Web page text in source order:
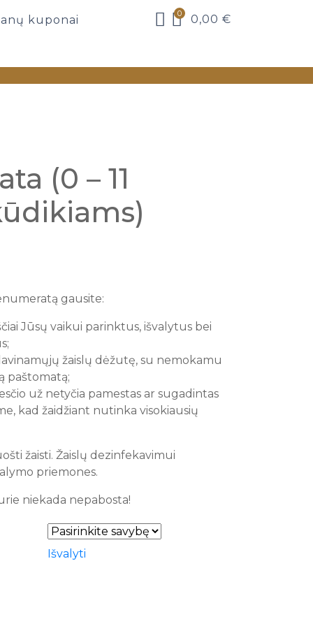
kuponai 0 0,00 €
(0 – 11
gausite:
Jūsų vaikui parinktus, išvalytus bei
žaislų dėžutę, su nemokamu
paštomatą;
už netyčia pamestas ar sugadintas
kad žaidžiant nutinka visokiausių
žaisti. Žaislų dezinfekavimui
priemones.
niekada nepabosta!
Išvalyti